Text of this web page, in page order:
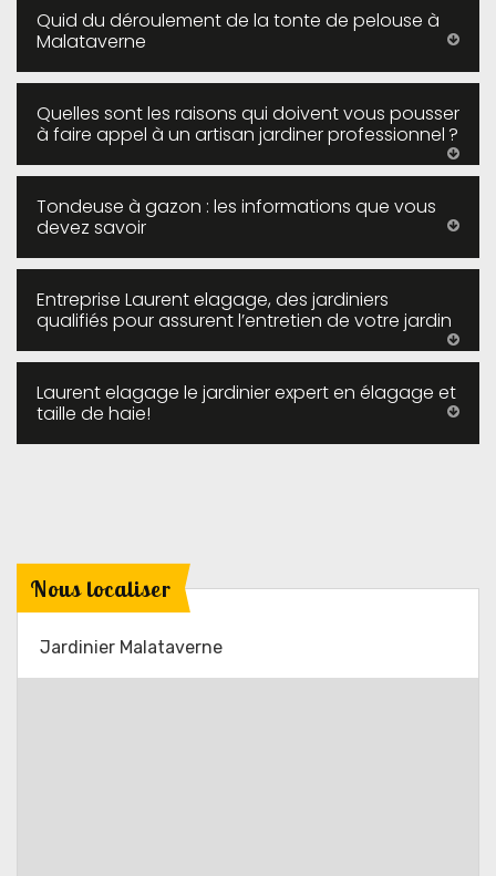
Quid du déroulement de la tonte de pelouse à
Malataverne
Quelles sont les raisons qui doivent vous pousser
à faire appel à un artisan jardiner professionnel ?
Tondeuse à gazon : les informations que vous
devez savoir
Entreprise Laurent elagage, des jardiniers
qualifiés pour assurent l’entretien de votre jardin
Laurent elagage le jardinier expert en élagage et
taille de haie!
Nous localiser
Jardinier Malataverne